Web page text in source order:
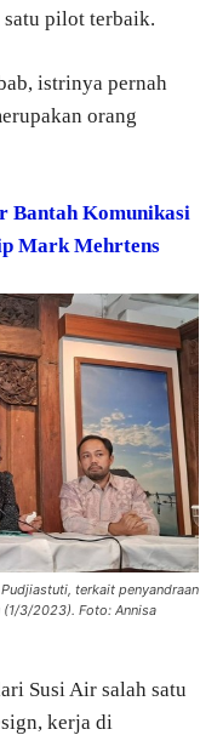
satu pilot terbaik.
istrinya pernah
orang
Bantah Komunikasi
Mark Mehrtens
terkait penyandraan
3/2023). Foto: Annisa
Susi Air salah satu
kerja di